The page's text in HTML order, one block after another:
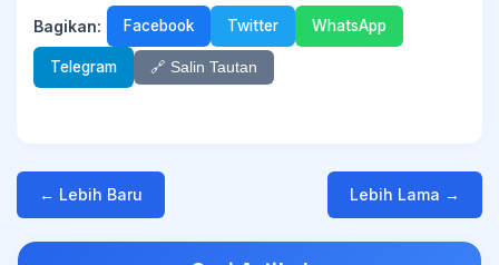
Bagikan: Facebook Twitter WhatsApp
Telegram 🔗 Salin Tautan
← Lebih Baru Lebih Lama →